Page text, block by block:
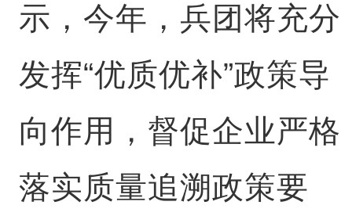
示，今年，兵团将充分
发挥“优质优补”政策导
向作用，督促企业严格
落实质量追溯政策要